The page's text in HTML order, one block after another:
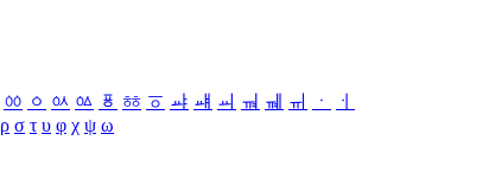
ㆀ ㆁ ㆂ ㆃ ㆄ ㆅ ㆆ ㆇ ㆈ ㆉ ㆊ ㆋ ㆌ ㆍ
ㆎ
ρ σ τ υ φ χ ψ ω